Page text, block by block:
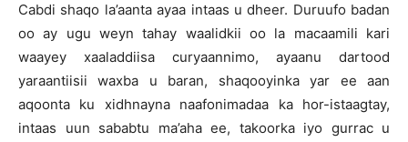
Cabdi shaqo la’aanta ayaa intaas u dheer. Duruufo badan
oo ay ugu weyn tahay waalidkii oo la macaamili kari
waayey xaaladdiisa curyaannimo, ayaanu dartood
yaraantiisii waxba u baran, shaqooyinka yar ee aan
aqoonta ku xidhnayna naafonimadaa ka hor-istaagtay,
intaas uun sababtu ma’aha ee, takoorka iyo gurrac u